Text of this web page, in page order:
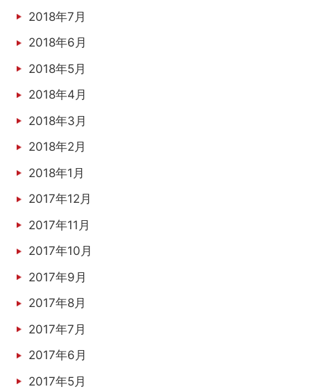
2018年7月
2018年6月
2018年5月
2018年4月
2018年3月
2018年2月
2018年1月
2017年12月
2017年11月
2017年10月
2017年9月
2017年8月
2017年7月
2017年6月
2017年5月